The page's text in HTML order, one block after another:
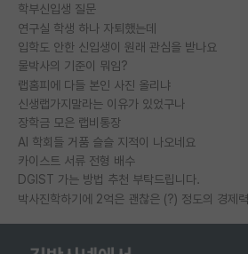
학부신입생 질문
연구실 학생 하나 자퇴했는데
입학도 안한 신입생이 원래 관심을 받나요
물박사의 기준이 뭐임?
랩홈피에 다들 본인 사진 올리냐
신생랩가지말라는 이유가 있었구나
장학금 모은 랩비통장
AI 학회들 거품 슬슬 지적이 나오네요
카이스트 서류 전형 배수
DGIST 가는 방법 추천 부탁드립니다.